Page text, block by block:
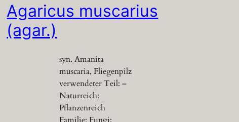
Agaricus muscarius
(agar.)
syn. Amanita
muscaria, Fliegenpilz
verwendeter Teil: –
Naturreich:
Pflanzenreich